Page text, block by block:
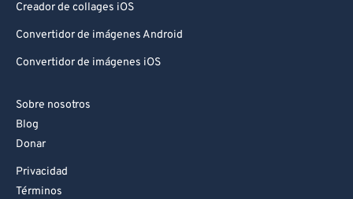
Creador de collages iOS
Convertidor de imágenes Android
Convertidor de imágenes iOS
Sobre nosotros
Blog
Donar
Privacidad
Términos